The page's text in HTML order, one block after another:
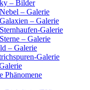
– Bilder
Nebel – Galerie
Galaxien – Galerie
Sternhaufen-Galerie
Sterne – Galerie
– Galerie
Galerie
Phänomene